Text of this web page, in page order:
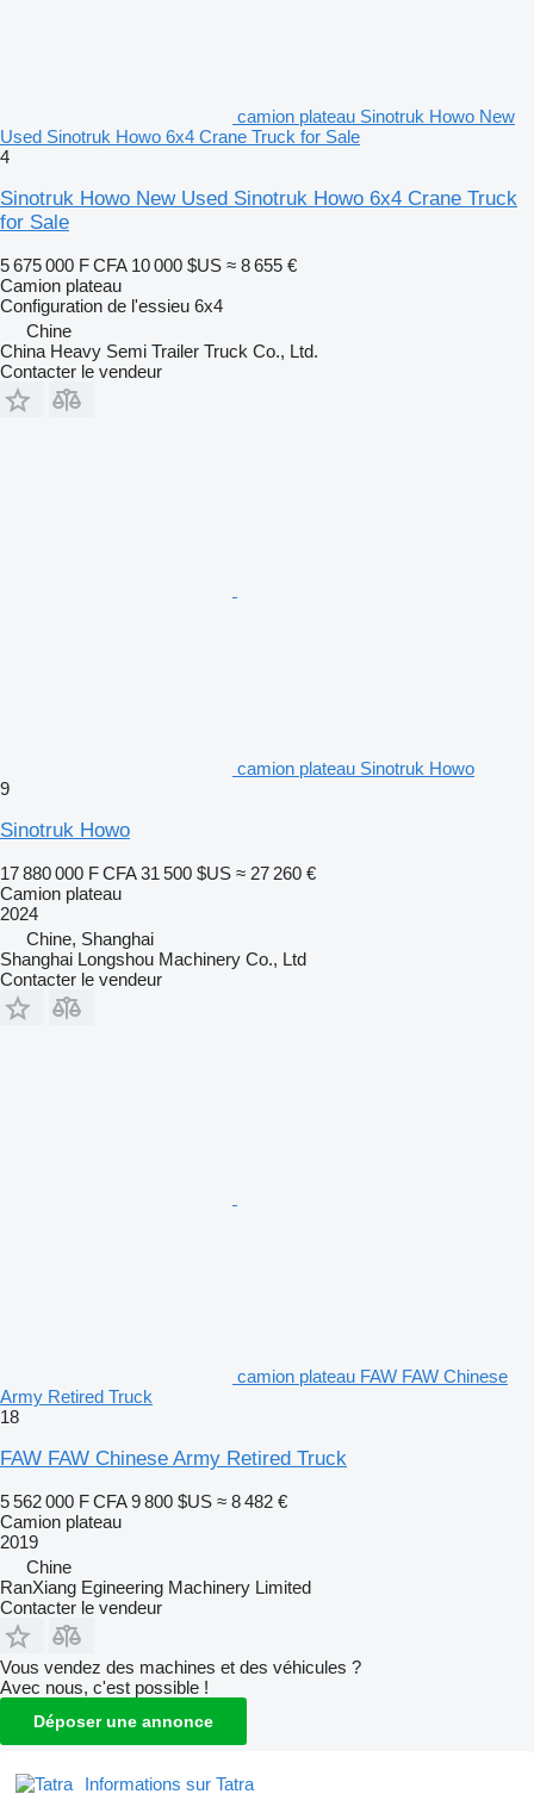
camion plateau Sinotruk Howo New
Used Sinotruk Howo 6x4 Crane Truck for Sale
4
Sinotruk Howo New Used Sinotruk Howo 6x4 Crane Truck
for Sale
5 675 000 F CFA 10 000 $US ≈ 8 655 €
Camion plateau
Configuration de l'essieu 6x4
Chine
China Heavy Semi Trailer Truck Co., Ltd.
Contacter le vendeur
camion plateau Sinotruk Howo
9
Sinotruk Howo
17 880 000 F CFA 31 500 $US ≈ 27 260 €
Camion plateau
2024
Chine, Shanghai
Shanghai Longshou Machinery Co., Ltd
Contacter le vendeur
camion plateau FAW FAW Chinese
Army Retired Truck
18
FAW FAW Chinese Army Retired Truck
5 562 000 F CFA 9 800 $US ≈ 8 482 €
Camion plateau
2019
Chine
RanXiang Egineering Machinery Limited
Contacter le vendeur
Vous vendez des machines et des véhicules ?
Avec nous, c'est possible !
Déposer une annonce
Informations sur Tatra